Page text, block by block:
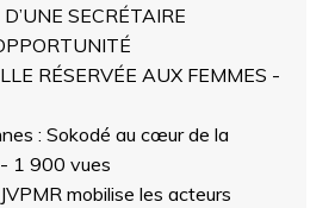
SECRÉTAIRE
RÉSERVÉE AUX FEMMES -
: Sokodé au cœur de la
- 1 900 vues
mobilise les acteurs